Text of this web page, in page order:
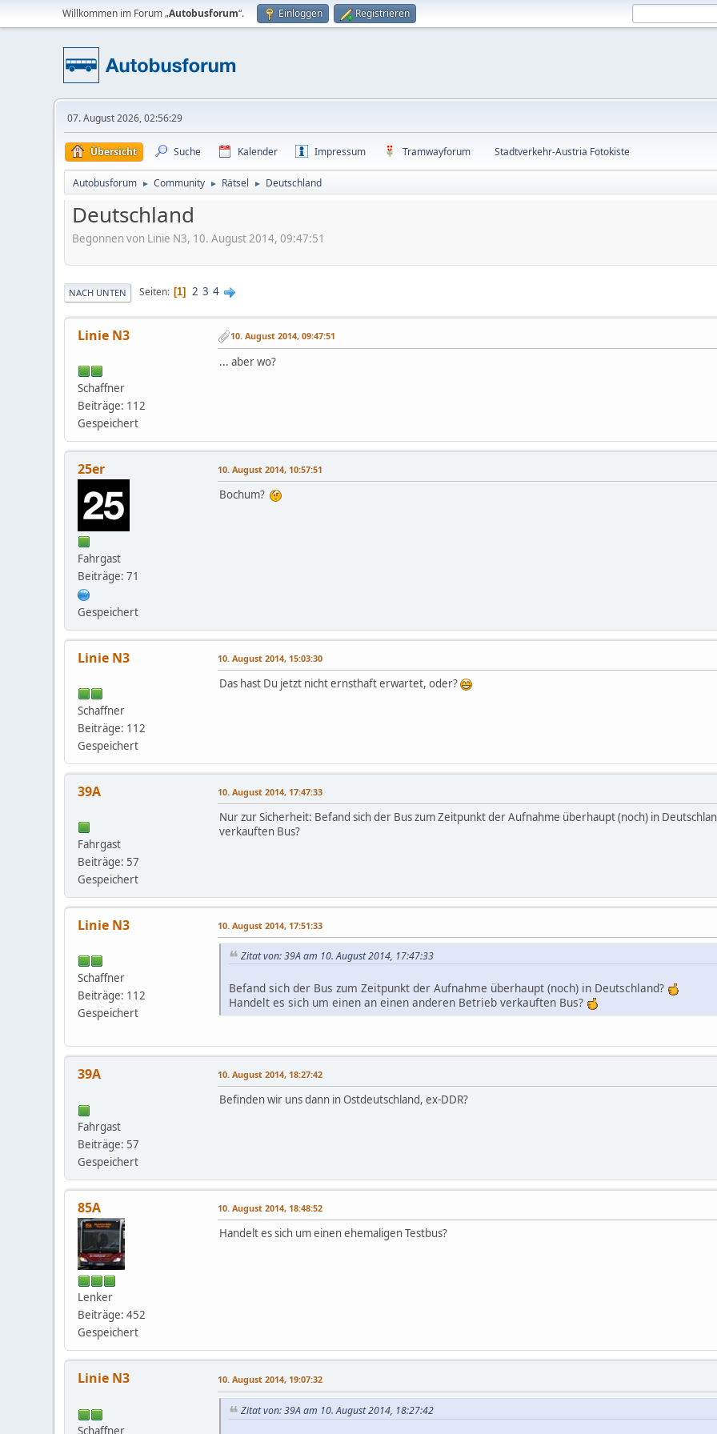
Willkommen im Forum „Autobusforum“. Einloggen Registrieren
07. August 2026, 02:56:29
Übersicht Suche Kalender Impressum Tramwayforum Stadtverkehr-Austria Fotokiste
Autobusforum ► Community ► Rätsel ► Deutschland
Deutschland
Begonnen von Linie N3, 10. August 2014, 09:47:51
NACH UNTEN Seiten 1 2 3 4
Linie N3
Schaffner
Beiträge: 112
Gespeichert
10. August 2014, 09:47:51
... aber wo?
25er
Fahrgast
Beiträge: 71
Gespeichert
10. August 2014, 10:57:51
Bochum?
Linie N3
Schaffner
Beiträge: 112
Gespeichert
10. August 2014, 15:03:30
Das hast Du jetzt nicht ernsthaft erwartet, oder?
39A
Fahrgast
Beiträge: 57
Gespeichert
10. August 2014, 17:47:33
Nur zur Sicherheit: Befand sich der Bus zum Zeitpunkt der Aufnahme überhaupt (noch) in
verkauften Bus?
Linie N3
Schaffner
Beiträge: 112
Gespeichert
10. August 2014, 17:51:33
Zitat von: 39A am 10. August 2014, 17:47:33
Befand sich der Bus zum Zeitpunkt der Aufnahme überhaupt (noch) in Deutschland?
Handelt es sich um einen an einen anderen Betrieb verkauften Bus?
39A
Fahrgast
Beiträge: 57
Gespeichert
10. August 2014, 18:27:42
Befinden wir uns dann in Ostdeutschland, ex-DDR?
85A
Lenker
Beiträge: 452
Gespeichert
10. August 2014, 18:48:52
Handelt es sich um einen ehemaligen Testbus?
Linie N3
Schaffner
10. August 2014, 19:07:32
Zitat von: 39A am 10. August 2014, 18:27:42